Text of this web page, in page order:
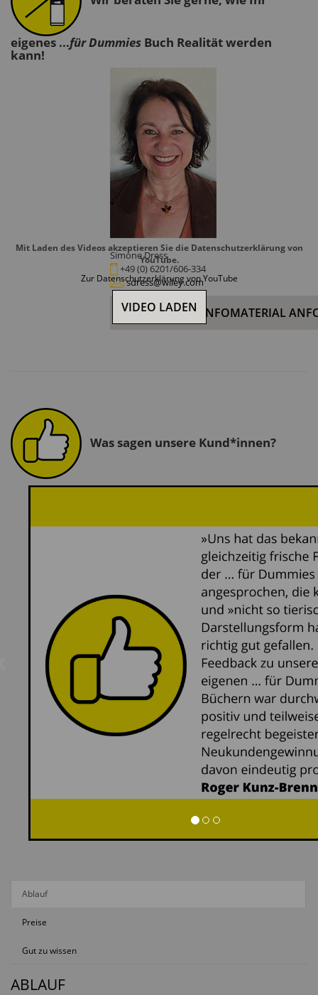
eigenes ...für Dummies Buch Realität werden
kann!
Simone Dress
+49 (0) 6201/606-334
sdress@wiley.com
KOSTENLOSES INFOMATERIAL
Was sagen unsere Kund*innen?
Previous
Ablauf
Preise
Gut zu wissen
ABLAUF
Mit Laden des Videos akzeptieren Sie die Datenschutzerklärung von
YouTube.
Zur Datenschutzerklärung von YouTube
VIDEO LADEN